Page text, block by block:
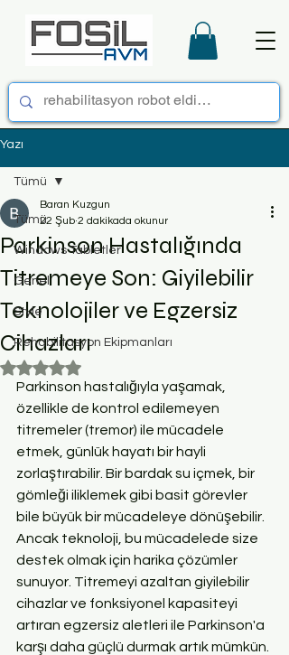
Yazı
Tümü
Windows Tabletler
Genel
Style
Rehabilitasyon Ekipmanları
Tümü
Parkinson Hastalığında
Titremeye Son: Giyilebilir
Teknolojiler ve Egzersiz
Cihazları
Baran Kuzgun
22 Şub 2 dakikada okunur
5 üzerinden NaN yıldız
Parkinson hastalığıyla yaşamak,
özellikle de kontrol edilemeyen
titremeler (tremor) ile mücadele
etmek, günlük hayatı bir hayli
zorlaştırabilir. Bir bardak su içmek, bir
gömleği iliklemek gibi basit görevler
bile büyük bir mücadeleye dönüşebilir.
Ancak teknoloji, bu mücadelede size
destek olmak için harika çözümler
sunuyor. Titremeyi azaltan giyilebilir
cihazlar ve fonksiyonel kapasiteyi
artıran egzersiz aletleri ile Parkinson'a
karşı daha güçlü durmak artık mümkün.